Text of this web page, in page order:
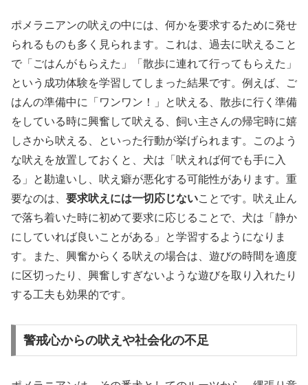
ポメラニアンの吠えの中には、何かを要求するために発せ
られるものも多く見られます。これは、過去に吠えること
で「ごはんがもらえた」「散歩に連れて行ってもらえた」
という成功体験を学習してしまった結果です。例えば、ご
はんの準備中に「ワンワン！」と吠える、散歩に行く準備
をしている時に興奮して吠える、飼い主さんの帰宅時に嬉
しさから吠える、といった行動が挙げられます。このよう
な吠えを放置しておくと、犬は「吠えれば何でも手に入
る」と勘違いし、吠え癖が悪化する可能性があります。重
要なのは、 要求吠えには一切応じないことです。吠え止ん
で落ち着いた時に初めて要求に応じることで、犬は「静か
にしていれば良いことがある」と学習するようになりま
す。また、興奮からくる吠えの場合は、遊びの時間を適度
に区切ったり、興奮しすぎないような遊びを取り入れたり
する工夫も効果的です。
警戒心からの吠えや社会化の不足